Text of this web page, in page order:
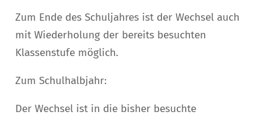
Zum Ende des Schuljahres ist der Wechsel auch
mit Wiederholung der bereits besuchten
Klassenstufe möglich.
Zum Schulhalbjahr:
Der Wechsel ist in die bisher besuchte